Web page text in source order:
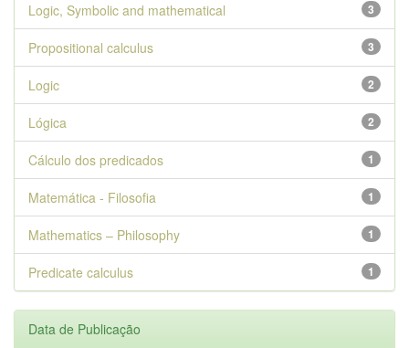
3
Logic, Symbolic and mathematical
3
Propositional calculus
2
Logic
2
Lógica
1
Cálculo dos predicados
1
Matemática - Filosofia
1
Mathematics – Philosophy
1
Predicate calculus
Data de Publicação